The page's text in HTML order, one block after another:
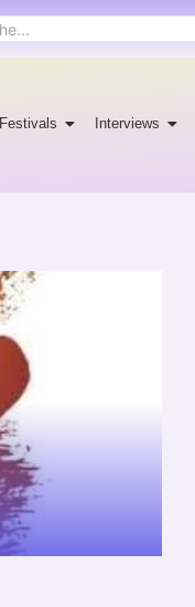
Festivals Interviews